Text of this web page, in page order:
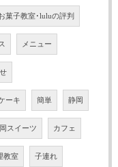
菓子教室･luluの評判
メニュー
ーキ 簡単 静岡
スイーツ カフェ
教室 子連れ